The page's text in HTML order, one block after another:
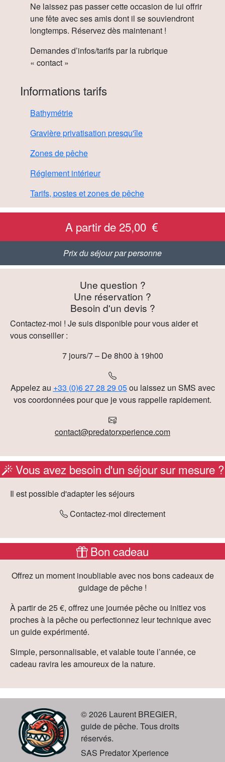
Ne laissez pas passer cette occasion de lui offrir
une fête avec ses amis dont il se souviendront
longtemps. Réservez dès maintenant !
Demandes d’infos/tarifs par la rubrique
« contact »
Informations tarifs
Bathymétrie
Gravière privatisation presqu'île
Zones de pêche
Réglement intérieur
Tarifs, postes et zones de pêche
A partir de 25,00
Prix du séjour par personne
Une question ?
Une réservation ?
Besoin d'un devis ?
Contactez-moi ! Je suis disponible pour vous aider et
vous conseiller :
7 jours/7 – De 8h00 à 19h00
Appelez au +33 (0)6 27 28 29 05ou laissez un SMS avec
vos coordonnées pour que je vous rappelle rapidement.
contact@predatorxperience.com
Vous avez besoin d'un séjour sur mesure ?
Il est possible d'adapter les séjours
Contactez-moi directement
Bon cadeau
Offrez un moment inoubliable avec nos bons cadeaux de
guidage de pêche !
À partir de 25 €, offrez une journée pêche ou initiez vos
proches à la pêche ou perfectionnez leur technique avec
un guide expérimenté.
Simple, personnalisable, et valable toute l’année, ce
cadeau ravira les amoureux de la nature.
© 2026 Laurent BREGIER,
guide de pêche. Tous droits
réservés.
SAS Predator Xperience